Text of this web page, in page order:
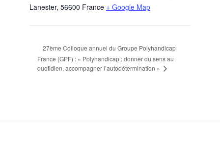
Lanester, 56600 France + Google Map
27ème Colloque annuel du Groupe Polyhandicap
France (GPF) : « Polyhandicap : donner du sens au
quotidien, accompagner l’autodétermination »